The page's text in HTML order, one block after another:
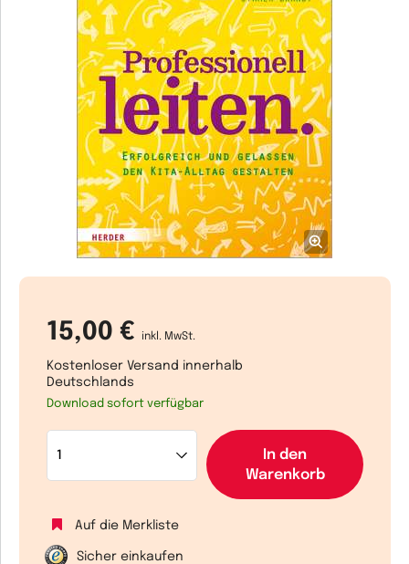
15,00 € inkl. MwSt.
Kostenloser Versand innerhalb
Deutschlands
Download sofort verfügbar
In den
Warenkorb
Auf die Merkliste
Sicher einkaufen